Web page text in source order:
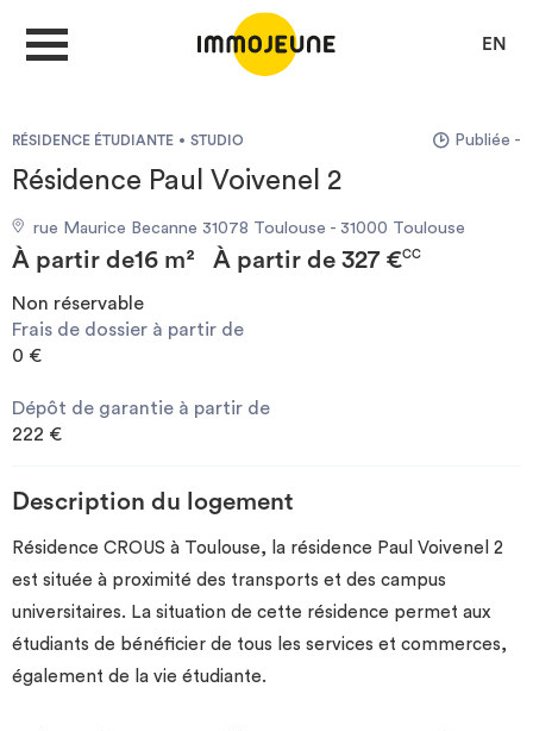
EN
DÉPOSER UNE ANNONCE
Je cherche un logement
Je propose un bien
Investir
RÉSIDENCE ÉTUDIANTE STUDIO Publiée -
Résidence Paul Voivenel 2
rue Maurice Becanne 31078 Toulouse - 31000 Toulouse
À partir de16 m² À partir de 327 €CC
Non réservable
Frais de dossier à partir de
0 €
Dépôt de garantie à partir de
222 €
Description du logement
Résidence CROUS à Toulouse, la résidence Paul Voivenel 2
est située à proximité des transports et des campus
universitaires. La situation de cette résidence permet aux
étudiants de bénéficier de tous les services et commerces,
également de la vie étudiante.